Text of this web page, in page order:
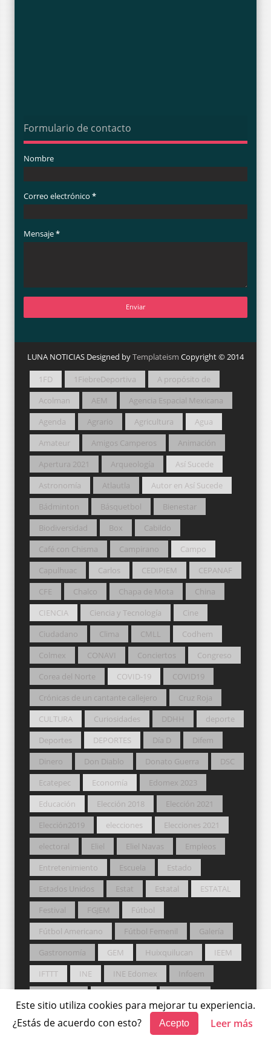
Este sitio utiliza cookies para mejorar tu experiencia.
¿Estás de acuerdo con esto?
Acepto Leer más
Formulario de contacto
Nombre
Correo electrónico *
Mensaje*
LUNA NOTICIAS Designed byTemplateism Copyright © 2014
1FD 1FiebreDeportiva
A propósito de
Acolman
AEM
Agencia Espacial Mexicana
Agenda
Agrario Agricultura
Agua
Amateur
Amigos Camperos
Animación
Apertura 2021
Arqueología
Así Sucede
Astronomía
Atlautla
Autor en Así Sucede
Bádminton
Básquetbol
Bienestar
Biodiversidad
Box
Cabildo
Café con Chisma
Campirano
Campo
Capulhuac
Carlos CEDIPIEM
CEPANAF
CFE
Chalco Chapa de Mota
China
CIENCIA
Ciencia y Tecnología
Cine
Ciudadano
Clima CMLL
Codhem
Colmex
CONAVI Conciertos
Congreso
Corea del Norte
COVID-19
COVID19
Crónicas de un cantante callejero
Cruz Roja
CULTURA
Curiosidades DDHH
deporte
Deportes
DEPORTES Día D
Difem
Dinero
Don Diablo Donato Guerra
DSC
Ecatepec
Economía
Edomex 2023
Educación
Elección 2018
Elección 2021
Elección2019
elecciones
Elecciones 2021
electoral
Eliel Eliel Navas
Empleos
Entretenimiento
Escuela
Estado
Estados Unidos
Estat Estatal
ESTATAL
Festival
FGJEM
Fútbol
Fútbol Americano
Fútbol Femenil
Galería
Gastronomía
GEM Huixquilucan
IEEM
IFTTT
INE INE Edomex
Infoem
Jocotitlán
Laboral
Latidos
Legislatura LXI